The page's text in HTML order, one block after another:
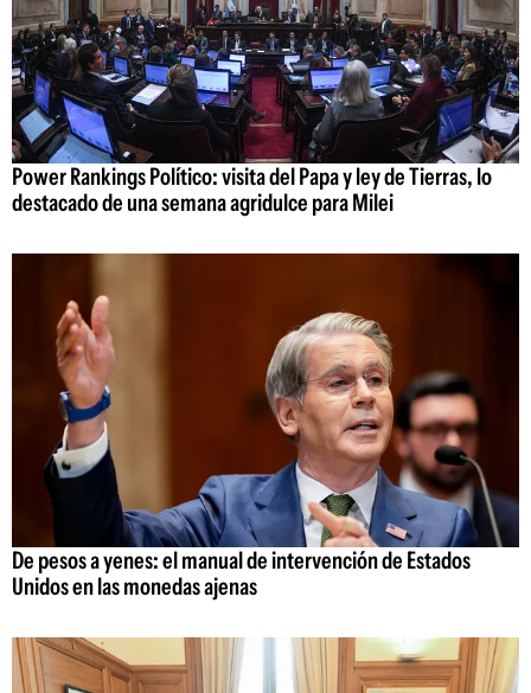
Power Rankings Político: visita del Papa y ley de Tierras, lo
destacado de una semana agridulce para Milei
De pesos a yenes: el manual de intervención de Estados
Unidos en las monedas ajenas